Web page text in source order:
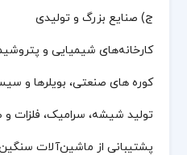
ج) صنایع بزرگ و تولیدی
کارخانه‌های شیمیایی و
کوره‌ های صنعتی، بویلرها و
تولید شیشه، سرامیک، فلزات و
پشتیبانی از ماشین‌آلات